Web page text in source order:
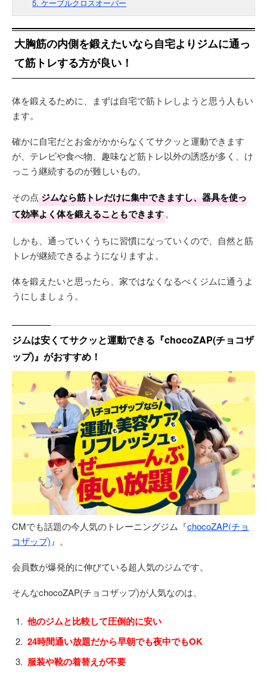
5. ケーブルクロスオーバー
大胸筋の内側を鍛えたいなら自宅よりジムに通っ
て筋トレする方が良い！
体を鍛えるために、まずは自宅で筋トレしようと思う人もい
ます。
確かに自宅だとお金がかからなくてサクッと運動できます
が、テレビや食べ物、趣味など筋トレ以外の誘惑が多く、け
っこう継続するのが難しいもの。
その点 ジムなら筋トレだけに集中できますし、器具を使っ
て効率よく体を鍛えることもできます。
しかも、通っていくうちに習慣になっていくので、自然と筋
トレが継続できるようになりますよ。
体を鍛えたいと思ったら、家ではなくなるべくジムに通うよ
うにしましょう。
ジムは安くてサクッと運動できる『chocoZAP(チョコザ
ップ)』がおすすめ！
CMでも話題の今人気のトレーニングジム『chocoZAP(チョ
コザップ) 』。
会員数が爆発的に伸びている超人気のジムです。
そんなchocoZAP(チョコザップ)が人気なのは、
他のジムと比較して圧倒的に安い
24時間通い放題だから早朝でも夜中でもOK
服装や靴の着替えが不要